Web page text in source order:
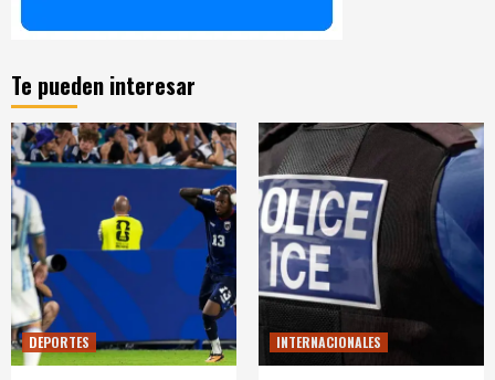
Te pueden interesar
DEPORTES INTERNACIONALES